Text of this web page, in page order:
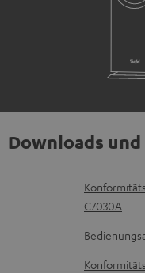
Downloads und
D
o
k
u
C7030A